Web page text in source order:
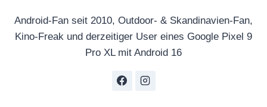
Android-Fan seit 2010, Outdoor- & Skandinavien-Fan,
Kino-Freak und derzeitiger User eines Google Pixel 9
Pro XL mit Android 16